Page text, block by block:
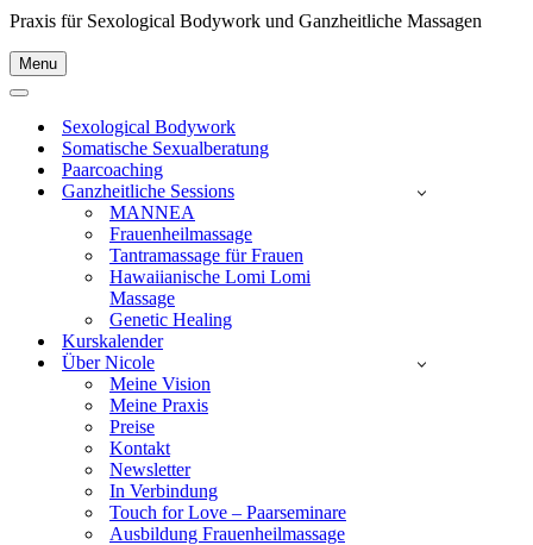
Praxis für Sexological Bodywork und Ganzheitliche Massagen
Menu
Navigationsmenü
Navigationsmenü
Sexological Bodywork
Somatische Sexualberatung
Paarcoaching
Ganzheitliche Sessions
MANNEA
Frauenheilmassage
Tantramassage für Frauen
Hawaiianische Lomi Lomi
Massage
Genetic Healing
Kurskalender
Über Nicole
Meine Vision
Meine Praxis
Preise
Kontakt
Newsletter
In Verbindung
Touch for Love – Paarseminare
Ausbildung Frauenheilmassage